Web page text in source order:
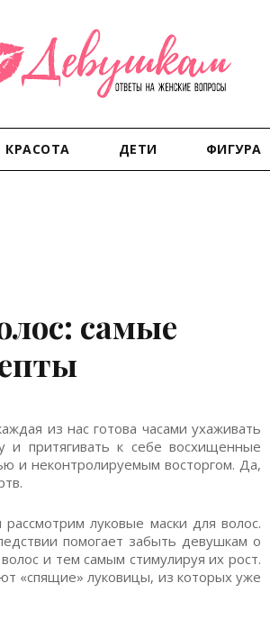
КРАСОТА ДЕТИ ФИГУРА
самые
из нас готова часами ухаживать
притягивать к себе восхищенные
и неконтролируемым восторгом. Да,
луковые маски для волос.
помогает забыть девушкам о
и тем самым стимулируя их рост.
«спящие» луковицы, из которых уже